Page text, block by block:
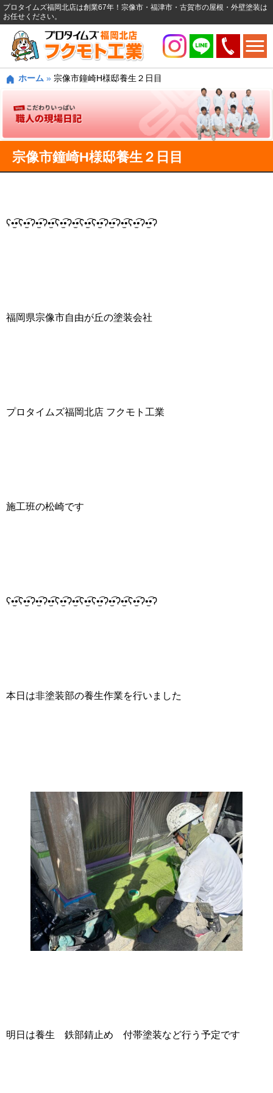
プロタイムズ福岡北店は創業67年！宗像市・福津市・古賀市の屋根・外壁塗装は
お任せください。
ホーム » 宗像市鐘崎H様邸養生２日目
宗像市鐘崎H様邸養生２日目
ʕ•̫͡•ʕ•̫͡•ʔ•̫͡•ʔ•̫͡•ʕ•̫͡•ʔ•̫͡•ʕ•̫͡•ʕ•̫͡•ʔ•̫͡•ʔ•̫͡•ʕ•̫͡•ʔ•̫͡•ʔ
福岡県宗像市自由が丘の塗装会社
プロタイムズ福岡北店 フクモト工業
施工班の松崎です
ʕ•̫͡•ʕ•̫͡•ʔ•̫͡•ʔ•̫͡•ʕ•̫͡•ʔ•̫͡•ʕ•̫͡•ʕ•̫͡•ʔ•̫͡•ʔ•̫͡•ʕ•̫͡•ʔ•̫͡•ʔ
本日は非塗装部の養生作業を行いました
明日は養生 鉄部錆止め 付帯塗装など行う予定です